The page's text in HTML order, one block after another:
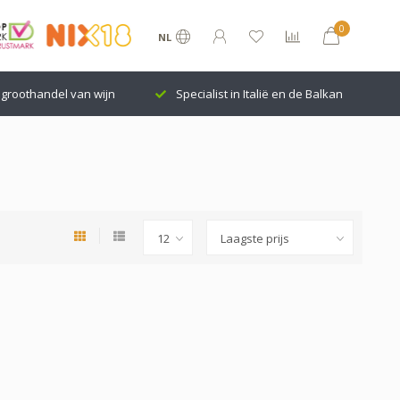
NL
0
van wijn Specialist in Italië en de Balkan